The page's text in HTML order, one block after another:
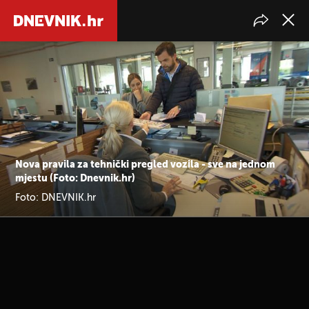
Nova pravila za tehnički pregled vozila - sve na jednom
mjestu (Foto: Dnevnik.hr)
Foto: DNEVNIK.hr